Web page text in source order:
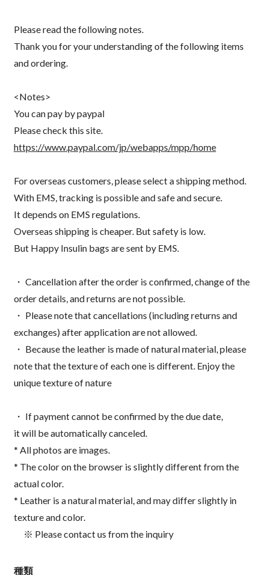
Please read the following notes.
Thank you for your understanding of the following items
and ordering.
<Notes>
You can pay by paypal
Please check this site.
https://www.paypal.com/jp/webapps/mpp/home
For overseas customers, please select a shipping method.
With EMS, tracking is possible and safe and secure.
It depends on EMS regulations.
Overseas shipping is cheaper. But safety is low.
But Happy Insulin bags are sent by EMS.
・ Cancellation after the order is confirmed, change of the
order details, and returns are not possible.
・ Please note that cancellations (including returns and
exchanges) after application are not allowed.
・ Because the leather is made of natural material, please
note that the texture of each one is different. Enjoy the
unique texture of nature
・ If payment cannot be confirmed by the due date,
it will be automatically canceled.
* All photos are images.
* The color on the browser is slightly different from the
actual color.
* Leather is a natural material, and may differ slightly in
texture and color.
※ Please contact us from the inquiry
種類